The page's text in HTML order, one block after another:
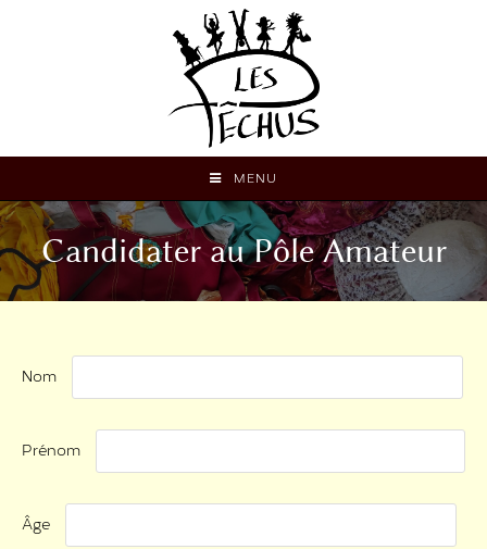
MENU
Candidater au Pôle Amateur
Nom
Prénom
Âge